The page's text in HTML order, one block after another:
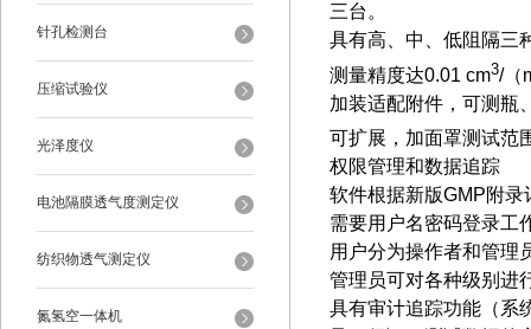
针孔检测台
压缩试验仪
光泽度仪
电池隔膜透气度测定仪
纺织物透气测定仪
氮氢空一体机
三台。
具有高、中、低阻隔三
测量精度达0.01 cm3/（
加装适配附件，可测瓶
可扩展，加面罩测试范
权限管理和数据追踪
软件根据新版GMP附
需要用户名密码登录工
用户分为操作者和管理
管理员可对各种级别进
具有审计追踪功能（系